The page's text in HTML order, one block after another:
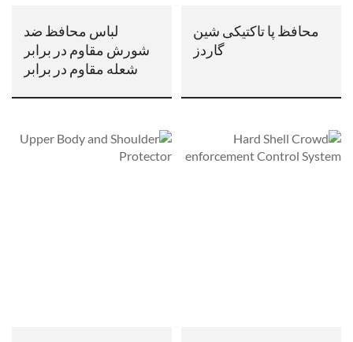
محافظ پا تاکتیکی شین
گاردز
لباس محافظ ضد
شورش مقاوم در برابر
شعله مقاوم در برابر